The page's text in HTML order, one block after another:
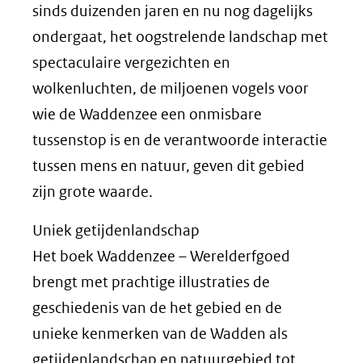
sinds duizenden jaren en nu nog dagelijks
ondergaat, het oogstrelende landschap met
spectaculaire vergezichten en
wolkenluchten, de miljoenen vogels voor
wie de Waddenzee een onmisbare
tussenstop is en de verantwoorde interactie
tussen mens en natuur, geven dit gebied
zijn grote waarde.
Uniek getijdenlandschap
Het boek Waddenzee – Werelderfgoed
brengt met prachtige illustraties de
geschiedenis van de het gebied en de
unieke kenmerken van de Wadden als